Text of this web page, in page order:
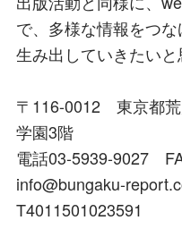
で、多様な情報をつ
生み出していきたいと
〒116-0012 東京都
学園3階
電話03-5939-9027
info@bungaku-
T4011501023591